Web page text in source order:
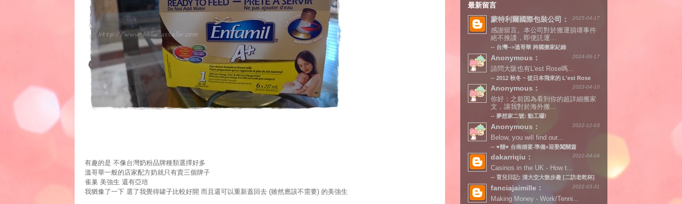
有趣的是 不像台灣奶粉品牌種類選擇好多
溫哥華一般的店家配方奶就只有賣三個牌子
雀巢 美強生 還有亞培
我猶豫了一下 選了我覺得罐子比較好開 而且還可以重新蓋回去 (雖然應該不需要) 的美強生
最新留言
2025-04-17
蒙特利爾國際包裝公司：
感謝留言。本公司對於搬運損壞事件
絕不推諉，即便託運...
-- 台灣-->溫哥華 跨國搬家紀錄
2024-06-17
Anonymous：
請問大阪也有L'est Rose嗎...
-- 2012 秋冬 ~ 從日本飛來的 L'est Rose
2023-04-10
Anonymous：
你好：之前因為看到你的超詳細搬家
文，讓我對於海外搬...
-- 夢想家二號: 動工囉!
2022-12-03
Anonymous：
Below, you will find our...
-- ♥囍♥ 台南婚宴‧準備+迎娶闖關篇
2022-04-04
dakarriqiu：
Casinos in the UK - How t...
-- 育兒日記: 清大交大散步趣 [二訪老乾杯]
2022-03-31
fanciajaimille：
Making Money - Work/Tenni...